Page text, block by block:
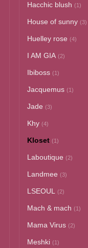
Hacchic blush (1)
House of sunny (3)
Huelley rose (4)
I AM GIA (2)
Ibiboss (1)
Jacquemus (1)
Jade (3)
Khy (4)
Kloset (1)
Laboutique (2)
Landmee (3)
LSEOUL (2)
Mach & mach (1)
Mama Virus (2)
Meshki (1)